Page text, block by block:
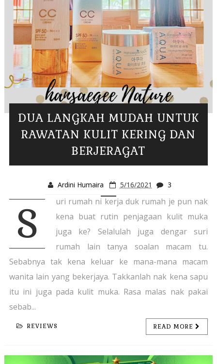
DUA LANGKAH MUDAH UNTUK
RAWATAN KULIT KERING DAN
BERJERAGAT
Ardini Humaira 5/16/2021 3
S
uri rumah ni kerja duk rumah je pun nak
kena buat rutin penjagaan kulit muka
juga ke? Selalulah juga dengar suri
rumah lain tanya soalan macam tu.
Sebabnya tak kena keluar ke mana-mana macam
wanita lain yang bekerjaya. Takkanlah nak kena sapu
itu ini juga pada kulit muka. Rasa malas nak pakai
sebab...
REVIEWS READ MORE